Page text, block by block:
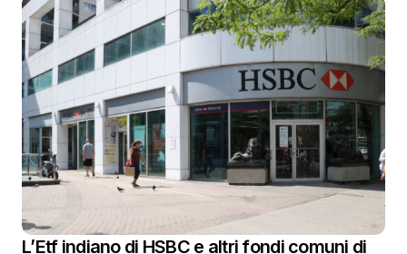
L’Etf indiano di HSBC e altri fondi comuni di